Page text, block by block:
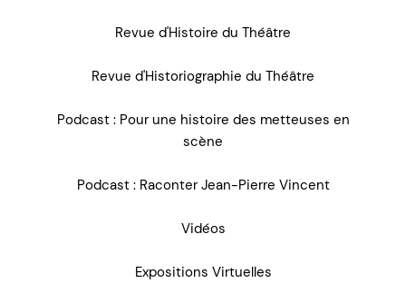
Revue d'Histoire du Théâtre
Revue d'Historiographie du Théâtre
Podcast : Pour une histoire des metteuses en
scène
Podcast : Raconter Jean-Pierre Vincent
Vidéos
Expositions Virtuelles